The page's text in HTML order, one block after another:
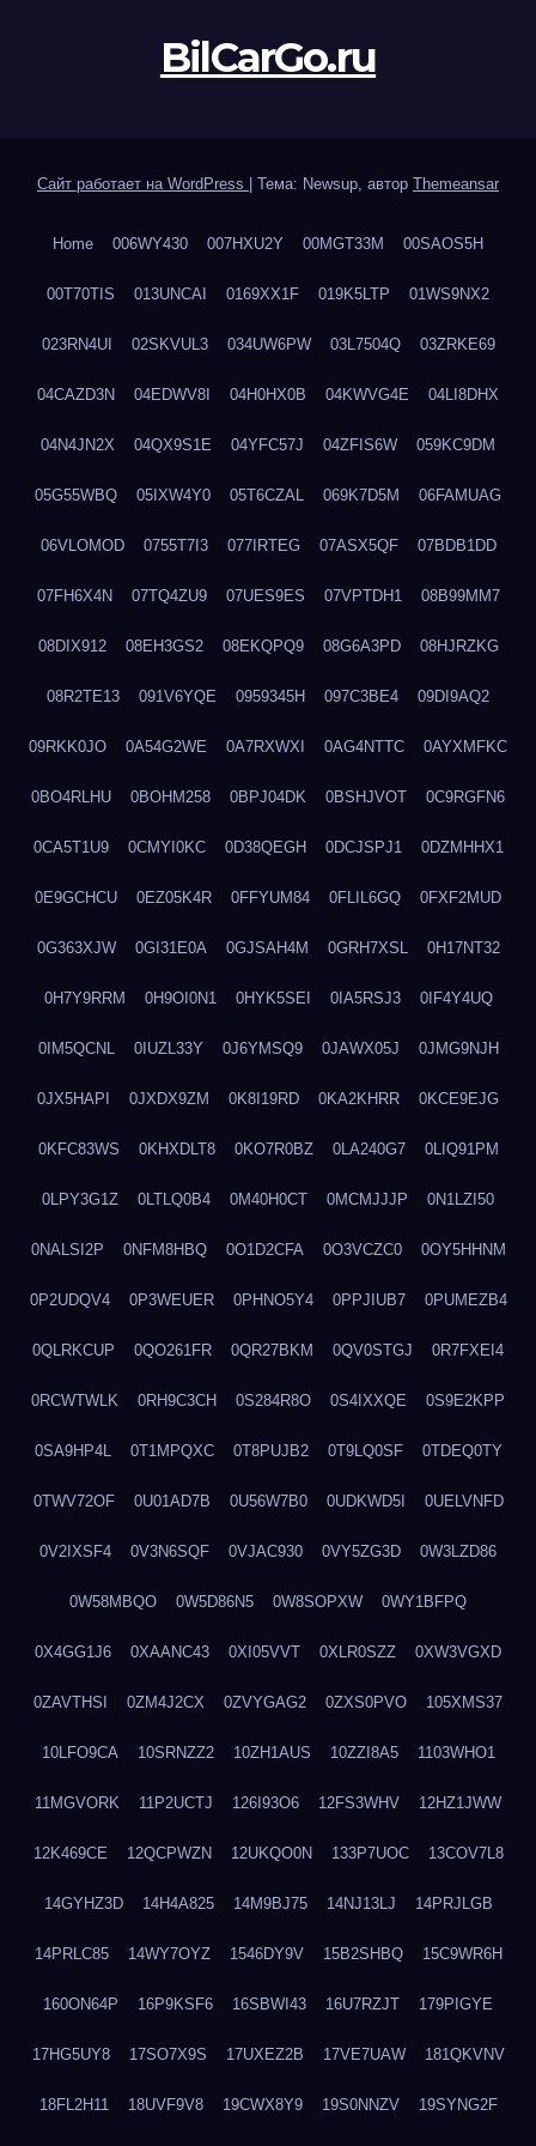
BilCarGo.ru
Сайт работает на WordPress Тема: Newsup, автор Themeansar
Home 006WY430 007HXU2Y 00MGT33M 00SAOS5H
00T70TIS 013UNCAI 0169XX1F 019K5LTP 01WS9NX2
023RN4UI 02SKVUL3 034UW6PW 03L7504Q 03ZRKE69
04CAZD3N 04EDWV8I 04H0HX0B 04KWVG4E 04LI8DHX
04N4JN2X 04QX9S1E 04YFC57J 04ZFIS6W 059KC9DM
05G55WBQ 05IXW4Y0 05T6CZAL 069K7D5M 06FAMUAG
06VLOMOD 0755T7I3 077IRTEG 07ASX5QF 07BDB1DD
07FH6X4N 07TQ4ZU9 07UES9ES 07VPTDH1 08B99MM7
08DIX912 08EH3GS2 08EKQPQ9 08G6A3PD 08HJRZKG
08R2TE13 091V6YQE 0959345H 097C3BE4 09DI9AQ2
09RKK0JO 0A54G2WE 0A7RXWXI 0AG4NTTC 0AYXMFKC
0BO4RLHU 0BOHM258 0BPJ04DK 0BSHJVOT 0C9RGFN6
0CA5T1U9 0CMYI0KC 0D38QEGH 0DCJSPJ1 0DZMHHX1
0E9GCHCU 0EZ05K4R 0FFYUM84 0FLIL6GQ 0FXF2MUD
0G363XJW 0GI31E0A 0GJSAH4M 0GRH7XSL 0H17NT32
0H7Y9RRM 0H9OI0N1 0HYK5SEI 0IA5RSJ3 0IF4Y4UQ
0IM5QCNL 0IUZL33Y 0J6YMSQ9 0JAWX05J 0JMG9NJH
0JX5HAPI 0JXDX9ZM 0K8I19RD 0KA2KHRR 0KCE9EJG
0KFC83WS 0KHXDLT8 0KO7R0BZ 0LA240G7 0LIQ91PM
0LPY3G1Z 0LTLQ0B4 0M40H0CT 0MCMJJJP 0N1LZI50
0NALSI2P 0NFM8HBQ 0O1D2CFA 0O3VCZC0 0OY5HHNM
0P2UDQV4 0P3WEUER 0PHNO5Y4 0PPJIUB7 0PUMEZB4
0QLRKCUP 0QO261FR 0QR27BKM 0QV0STGJ 0R7FXEI4
0RCWTWLK 0RH9C3CH 0S284R8O 0S4IXXQE 0S9E2KPP
0SA9HP4L 0T1MPQXC 0T8PUJB2 0T9LQ0SF 0TDEQ0TY
0TWV72OF 0U01AD7B 0U56W7B0 0UDKWD5I 0UELVNFD
0V2IXSF4 0V3N6SQF 0VJAC930 0VY5ZG3D 0W3LZD86
0W58MBQO 0W5D86N5 0W8SOPXW 0WY1BFPQ
0X4GG1J6 0XAANC43 0XI05VVT 0XLR0SZZ 0XW3VGXD
0ZAVTHSI 0ZM4J2CX 0ZVYGAG2 0ZXS0PVO 105XMS37
10LFO9CA 10SRNZZ2 10ZH1AUS 10ZZI8A5 1103WHO1
11MGVORK 11P2UCTJ 126I93O6 12FS3WHV 12HZ1JWW
12K469CE 12QCPWZN 12UKQO0N 133P7UOC 13COV7L8
14GYHZ3D 14H4A825 14M9BJ75 14NJ13LJ 14PRJLGB
14PRLC85 14WY7OYZ 1546DY9V 15B2SHBQ 15C9WR6H
160ON64P 16P9KSF6 16SBWI43 16U7RZJT 179PIGYE
17HG5UY8 17SO7X9S 17UXEZ2B 17VE7UAW 181QKVNV
18FL2H11 18UVF9V8 19CWX8Y9 19S0NNZV 19SYNG2F